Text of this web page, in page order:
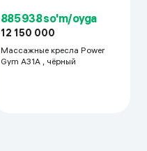
885 938 so'm/oyga
12 150 000
Массажные кресла Power
Gym A31A , чёрный